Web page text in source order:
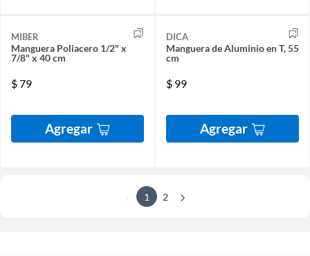
MIBER
Manguera Poliacero 1/2" x
7/8" x 40 cm
$79
Agregar
DICA
Manguera de Aluminio en T, 55
cm
$ 99
Agregar
1 2